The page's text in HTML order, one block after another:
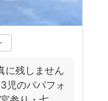
残しません
のパパフォ